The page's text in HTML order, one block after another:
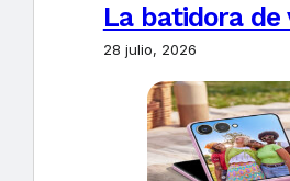
La batidora de
28 julio, 2026